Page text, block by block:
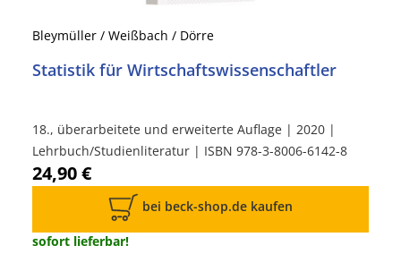
Bleymüller / Weißbach / Dörre
Statistik für Wirtschaftswissenschaftler
18., überarbeitete und erweiterte Auflage | 2020 |
Lehrbuch/Studienliteratur | ISBN 978-3-8006-6142-8
24,90 €
bei beck-shop.de kaufen
sofort lieferbar!